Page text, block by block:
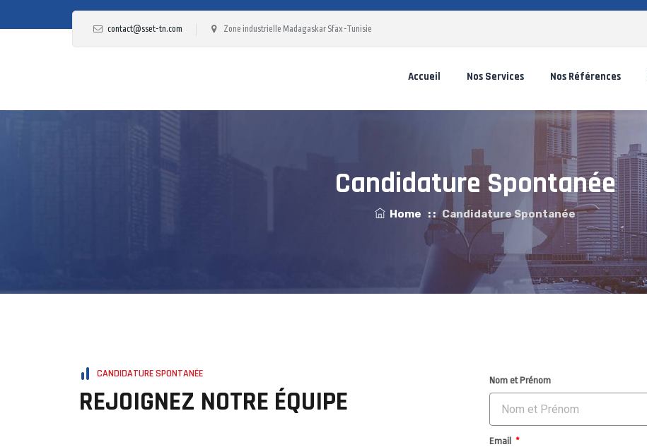
contact@sset-tn.com Zone industrielle Madagaskar Sfax -Tunisie
Accueil Nos Services Nos Références
Candidature Spontanée
Home : : Candidature Spontanée
CANDIDATURE SPONTANÉE
REJOIGNEZ NOTRE ÉQUIPE
Nom et Prénom
Email